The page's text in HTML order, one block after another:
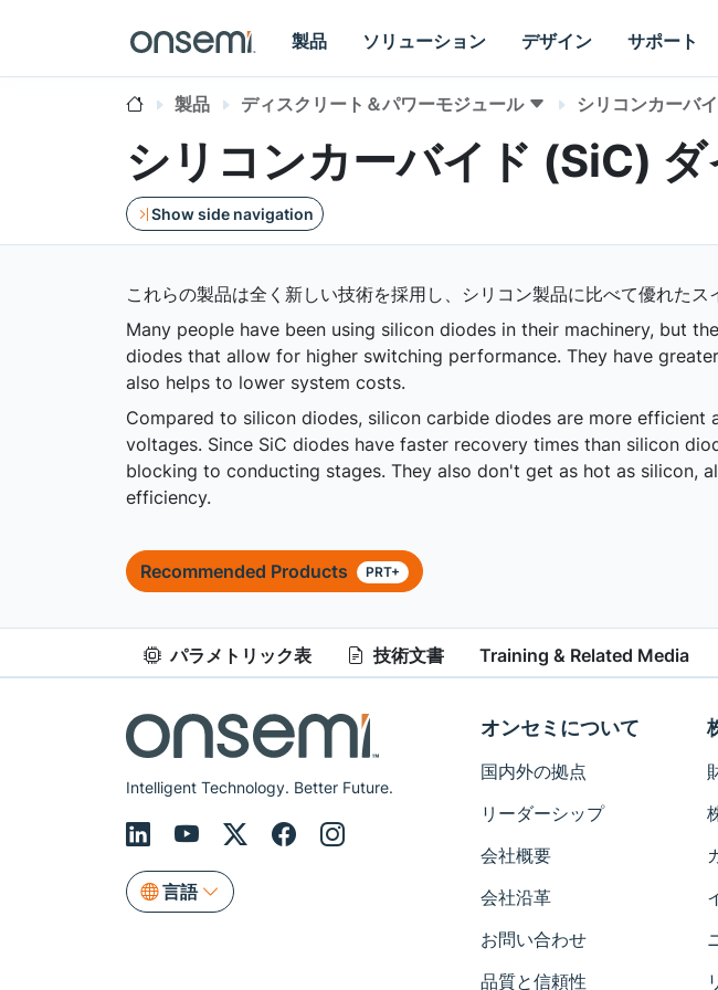
製品 ソリューション デザイン サポート
製品 ディスクリート＆パワーモジュール シリコンカーバ
シリコンカーバイド (SiC)
Show side navigation
これらの製品は全く新しい技術を採用し、シリコン製品に比べて優れたス
Many people have been using silicon diodes in their machinery, but
diodes that allow for higher switching performance. They have
also helps to lower system costs.
Compared to silicon diodes, silicon carbide diodes are more
voltages. Since SiC diodes have faster recovery times than silicon
blocking to conducting stages. They also don't get as hot as silicon,
efficiency.
Recommended Products PRT+
パラメトリック表 技術文書 Training & Related Media
Intelligent Technology. Better Future.
言語
オンセミについて
国内外の拠点
リーダーシップ
会社概要
会社沿革
お問い合わせ
品質と信頼性